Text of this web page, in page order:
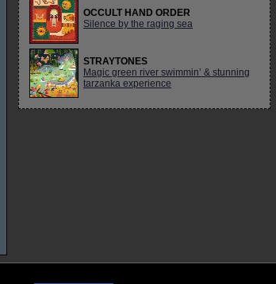
OCCULT HAND ORDER
Silence by the raging sea
STRAYTONES
Magic green river swimmin’ & stunning
tarzanka experience